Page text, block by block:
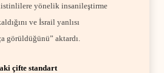
yönelik insanileştirme
ve İsrail yanlısı
görüldüğünü” aktardı.
çifte standart